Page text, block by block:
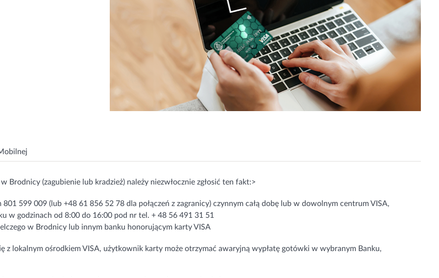
Brodnicy (zagubienie lub kradzież) należy niezwłocznie zgłosić ten fakt:>
599 009 (lub +48 61 856 52 78 dla połączeń z zagranicy) czynnym całą dobę lub w dowolnym centrum VISA,
w godzinach od 8:00 do 16:00 pod nr tel. + 48 56 491 31 51
w Brodnicy lub innym banku honorującym karty VISA
lokalnym ośrodkiem VISA, użytkownik karty może otrzymać awaryjną wypłatę gotówki w wybranym Banku,